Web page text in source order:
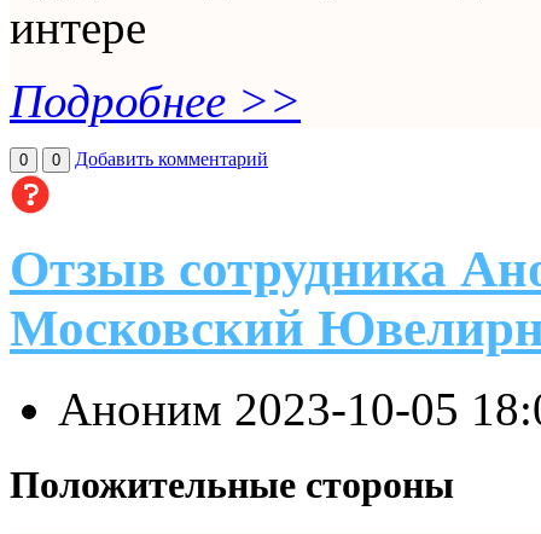
интере
Подробнее >>
0 0 Добавить комментарий
Отзыв сотрудника
Московский
Аноним 2023-10-05
Положительные стороны